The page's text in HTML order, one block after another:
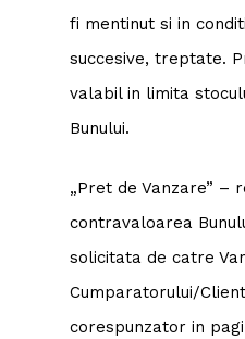
fi mentinut si in
succesive, treptate.
valabil in limita
Bunului.
„Pret de Vanzare” –
contravaloarea
solicitata de catre
Cumparatorului/
corespunzator in